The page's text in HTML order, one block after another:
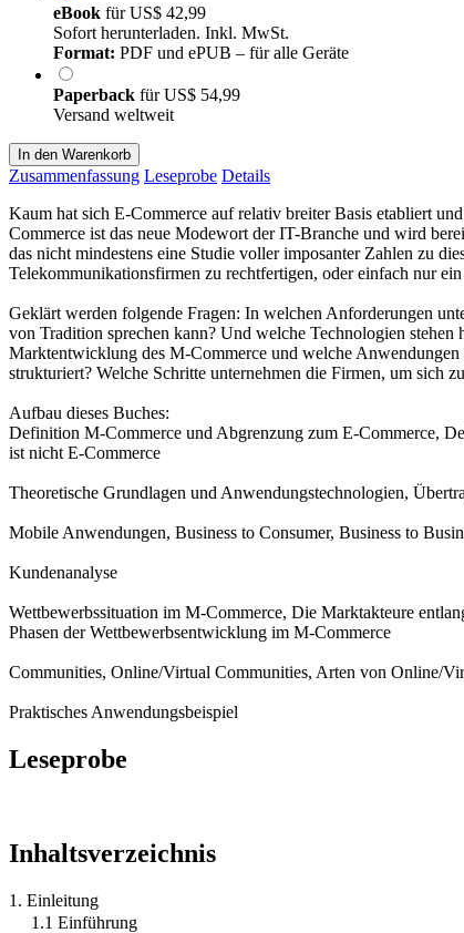
eBook fürUS$ 42,99
Sofort herunterladen. Inkl. MwSt.
Format: PDF und ePUB – für alle Geräte
Paperback fürUS$ 54,99
Versand weltweit
In den Warenkorb
Zusammenfassung Leseprobe Details
Kaum hat sich E-Commerce auf relativ breiter Basis etabliert
Commerce ist das neue Modewort der IT-Branche und wird
das nicht mindestens eine Studie voller imposanter Zahlen zu
Telekommunikationsfirmen zu rechtfertigen, oder einfach nur
Geklärt werden folgende Fragen: In welchen Anforderungen
von Tradition sprechen kann? Und welche Technologien
Marktentwicklung des M-Commerce und welche
strukturiert? Welche Schritte unternehmen die Firmen, um sich
Aufbau dieses Buches:
Definition M-Commerce und Abgrenzung zum E-Commerce,
ist nicht E-Commerce
Theoretische Grundlagen und Anwendungstechnologien,
Mobile Anwendungen, Business to Consumer, Business to
Kundenanalyse
Wettbewerbssituation im M-Commerce, Die Marktakteure
Phasen der Wettbewerbsentwicklung im M-Commerce
Communities, Online/Virtual Communities, Arten von Online/
Praktisches Anwendungsbeispiel
Leseprobe
Inhaltsverzeichnis
1. Einleitung
1.1 Einführung